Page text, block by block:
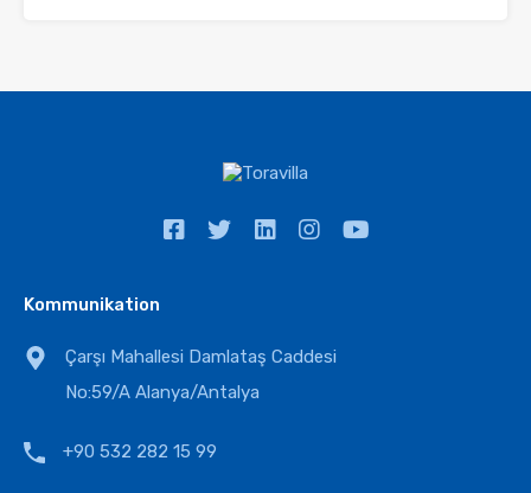
Kommunikation
Çarşı Mahallesi Damlataş Caddesi
No:59/A Alanya/Antalya
+90 532 282 15 99